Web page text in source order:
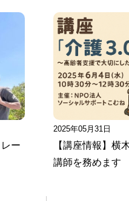
ー
2025年05月31日
【講座情報】横
講師を務めます